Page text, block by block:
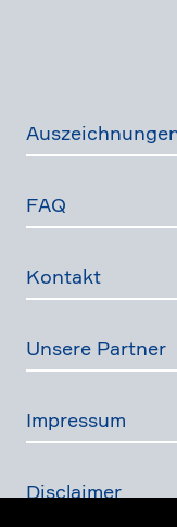
FAQ
Kontakt
Unsere Partner
Impressum
Disclaimer